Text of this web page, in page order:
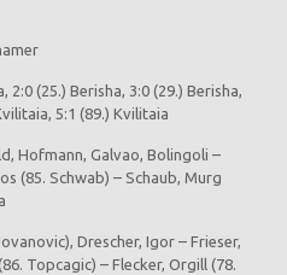
2:0 (25.) Berisha, 3:0 (29.) Berisha,
5:1 (89.) Kvilitaia
Hofmann, Galvao, Bolingoli –
(85. Schwab) – Schaub, Murg
Drescher, Igor – Frieser,
Topcagic) – Flecker, Orgill (78.